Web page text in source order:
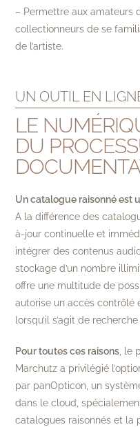
– Permettre aux amateurs
collectionneurs de se
de l’artiste.
UN OUTIL EN
LE
DU
Un catalogue raisonné est
A la différence des
à-jour continuelle et
intégrer des contenus
stockage d’un nombre
offre une multitude de
autorise un accès contrôlé
lorsqu’il s’agit de
Pour toutes ces raisons, le
Marchutz a privilégié
par panOpticon, un
dans le cloud,
catalogues raisonnés et la